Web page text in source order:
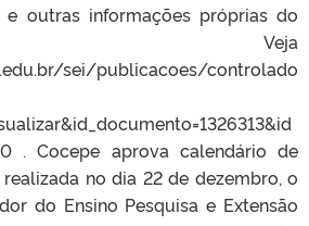
e outras informações próprias do
Veja
sei/publicacoes/controlado
. Cocepe aprova calendário de
no dia 22 de dezembro, o
do Ensino Pesquisa e Extensão